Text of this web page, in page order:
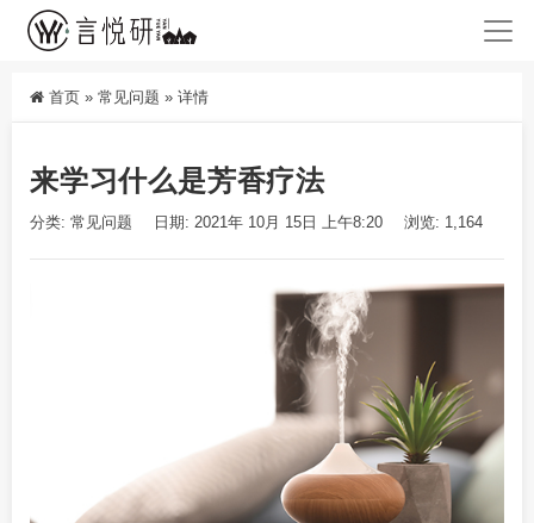
首页 » 常见问题 » 详情
来学习什么是芳香疗法
分类: 常见问题 日期: 2021年 10月 15日 上午8:20 浏览: 1,164